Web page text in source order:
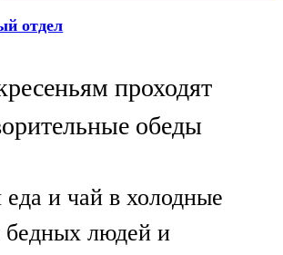
отдел
проходят
обеды
еда и чай в холодные
бедных людей и